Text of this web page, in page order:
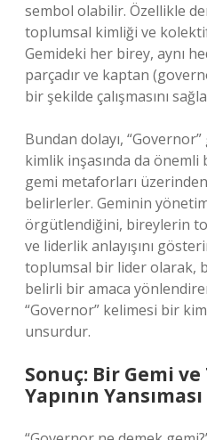
sembol olabilir. Özellikle
toplumsal kimliği ve
Gemideki her birey, aynı
parçadır ve kaptan
bir şekilde çalışmasını
Bundan dolayı,
kimlik inşasında da
gemi metaforları
belirlerler. Geminin
örgütlendiğini, bireylerin
ve liderlik anlayışını
toplumsal bir lider olarak,
belirli bir amaca
“Governor” kelimesi bir
unsurdur.
Sonuç: Bir Gemi
Yapının Yansıması